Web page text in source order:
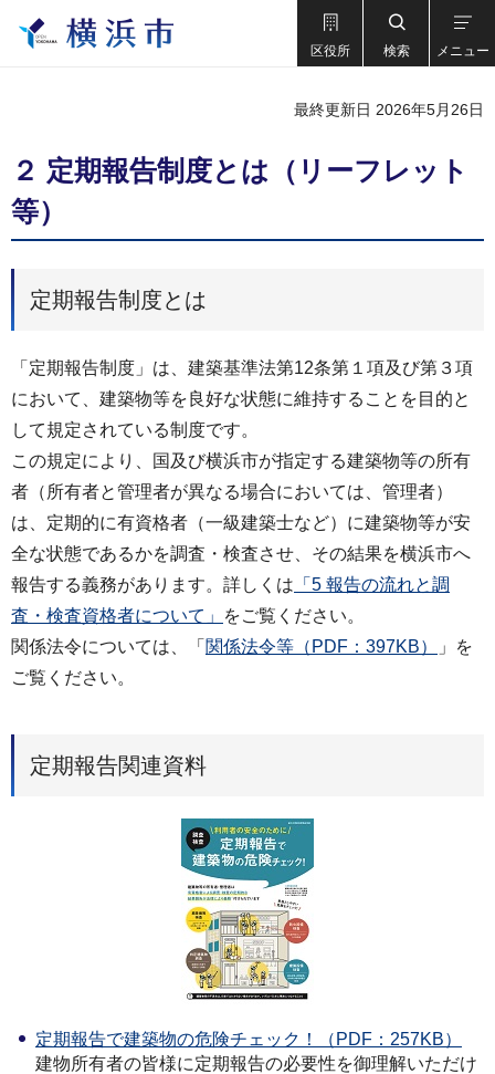
区役所 検索 メニュー
最終更新日 2026年5月26日
２ 定期報告制度とは（リーフレット
等）
定期報告制度とは
「定期報告制度」は、建築基準法第12条第１項及び第３項
において、建築物等を良好な状態に維持することを目的と
して規定されている制度です。
この規定により、国及び横浜市が指定する建築物等の所有
者（所有者と管理者が異なる場合においては、管理者）
は、定期的に有資格者（一級建築士など）に建築物等が安
全な状態であるかを調査・検査させ、その結果を横浜市へ
報告する義務があります。詳しくは 「5 報告の流れと調
査・検査資格者について」
をご覧ください。
関係法令については、「 関係法令等（PDF：397KB）
」を
ご覧ください。
定期報告関連資料
定期報告で建築物の危険チェック！（PDF：257KB）
建物所有者の皆様に定期報告の必要性を御理解いただけ